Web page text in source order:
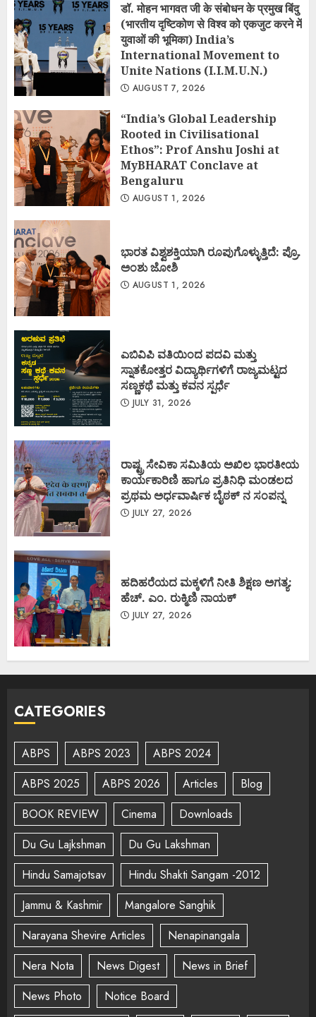
डॉ. मोहन भागवत जी के संबोधन के प्रमुख बिंदु
(भारतीय दृष्टिकोण से विश्व को एकजुट करने में
युवाओं की भूमिका) India’s
International Movement to
Unite Nations (I.I.M.U.N.)
AUGUST 7, 2026
“India’s Global Leadership
Rooted in Civilisational
Ethos”: Prof Anshu Joshi at
MyBHARAT Conclave at
Bengaluru
AUGUST 1, 2026
ಭಾರತ ವಿಶ್ವಶಕ್ತಿಯಾಗಿ ರೂಪುಗೊಳ್ಳುತ್ತಿದೆ: ಪ್ರೊ.
ಅಂಶು ಜೋಶಿ
AUGUST 1, 2026
ಎಬಿವಿಪಿ ವತಿಯಿಂದ ಪದವಿ ಮತ್ತು
ಸ್ನಾತಕೋತ್ತರ ವಿದ್ಯಾರ್ಥಿಗಳಿಗೆ ರಾಜ್ಯಮಟ್ಟದ
ಸಣ್ಣಕಥೆ ಮತ್ತು ಕವನ ಸ್ಪರ್ಧೆ
JULY 31, 2026
ರಾಷ್ಟ್ರ ಸೇವಿಕಾ ಸಮಿತಿಯ ಅಖಿಲ ಭಾರತೀಯ
ಕಾರ್ಯಕಾರಿಣಿ ಹಾಗೂ ಪ್ರತಿನಿಧಿ ಮಂಡಲದ
ಪ್ರಥಮ ಅರ್ಧವಾರ್ಷಿಕ ಬೈಠಕ್ ನ ಸಂಪನ್ನ
JULY 27, 2026
ಹದಿಹರೆಯದ ಮಕ್ಕಳಿಗೆ ನೀತಿ ಶಿಕ್ಷಣ ಅಗತ್ಯ:
ಹೆಚ್. ಎಂ. ರುಕ್ಮಿಣಿ ನಾಯಕ್
JULY 27, 2026
CATEGORIES
ABPS ABPS 2023
ABPS 2024
ABPS 2025
ABPS 2026 Articles
Blog
BOOK REVIEW
Cinema
Downloads
Du Gu Lajkshman
Du Gu Lakshman
Hindu Samajotsav
Hindu Shakti Sangam -2012
Jammu & Kashmir
Mangalore Sanghik
Narayana Shevire Articles
Nenapinangala
Nera Nota
News Digest
News in Brief
News Photo
Notice Board